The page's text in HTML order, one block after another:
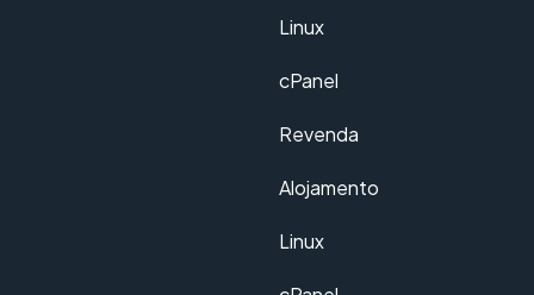
Linux
cPanel
Revenda
Alojamento
Linux